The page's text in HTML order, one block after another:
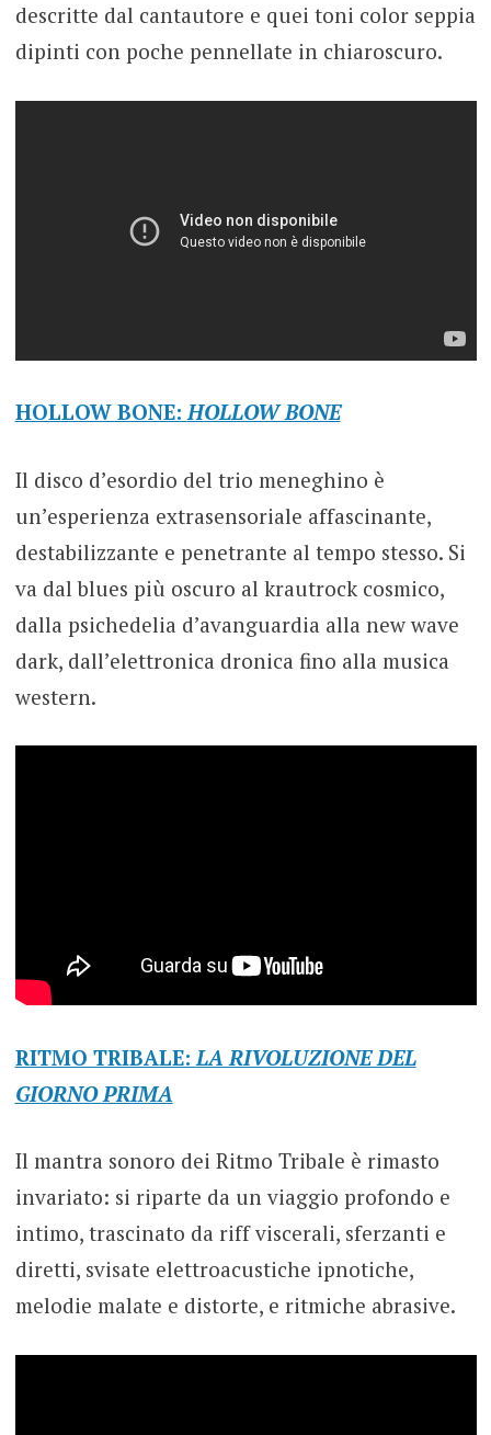
descritte dal cantautore e quei toni color seppia
dipinti con poche pennellate in chiaroscuro.
HOLLOW BONE:HOLLOW BONE
Il disco d’esordio del trio meneghino è
un’esperienza extrasensoriale affascinante,
destabilizzante e penetrante al tempo stesso. Si
va dal blues più oscuro al krautrock cosmico,
dalla psichedelia d’avanguardia alla new wave
dark, dall’elettronica dronica fino alla musica
western.
RITMO TRIBALE: LA RIVOLUZIONE DEL
GIORNO PRIMA
Il mantra sonoro dei Ritmo Tribale è rimasto
invariato: si riparte da un viaggio profondo e
intimo, trascinato da riff viscerali, sferzanti e
diretti, svisate elettroacustiche ipnotiche,
melodie malate e distorte, e ritmiche abrasive.